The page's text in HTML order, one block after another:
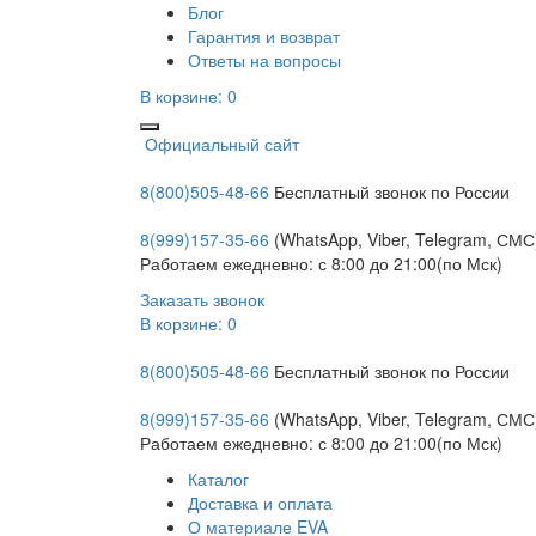
Блог
Гарантия и возврат
Ответы на вопросы
В корзине: 0
Официальный сайт
8(800)505-48-66 Бесплатный звонок по России
8(999)157-35-66 (WhatsApp, Viber, Telegram,
Работаем ежедневно: с 8:00 до 21:00(по Мск)
Заказать звонок
В корзине: 0
8(800)505-48-66 Бесплатный звонок по России
8(999)157-35-66 (WhatsApp, Viber, Telegram,
Работаем ежедневно: с 8:00 до 21:00(по Мск)
Каталог
Доставка и оплата
О материале EVA